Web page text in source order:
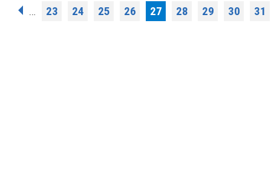
Σελίδες
… 23 24 25 26 27 28 29 30 31